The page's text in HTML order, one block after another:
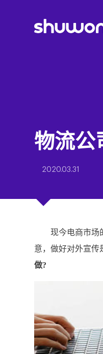
物流公
2020.03.31
现今电商市场的
意，做好对外宣传
做?